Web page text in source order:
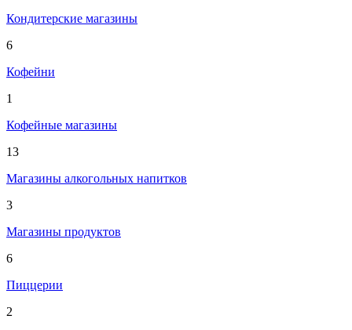
Кондитерские магазины
6
Кофейни
1
Кофейные магазины
13
Магазины алкогольных напитков
3
Магазины продуктов
6
Пиццерии
2